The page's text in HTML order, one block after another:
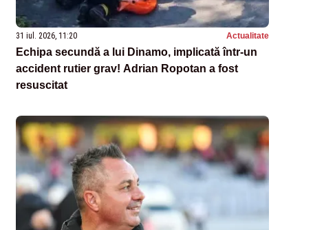
31 iul. 2026, 11:20 Actualitate
Echipa secundă a lui Dinamo, implicată într-un
accident rutier grav! Adrian Ropotan a fost
resuscitat